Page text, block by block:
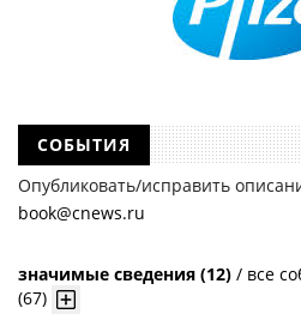
СОБЫТИЯ
Опубликовать/исправить
book@cnews.ru
значимые сведения (12) / все
(67)